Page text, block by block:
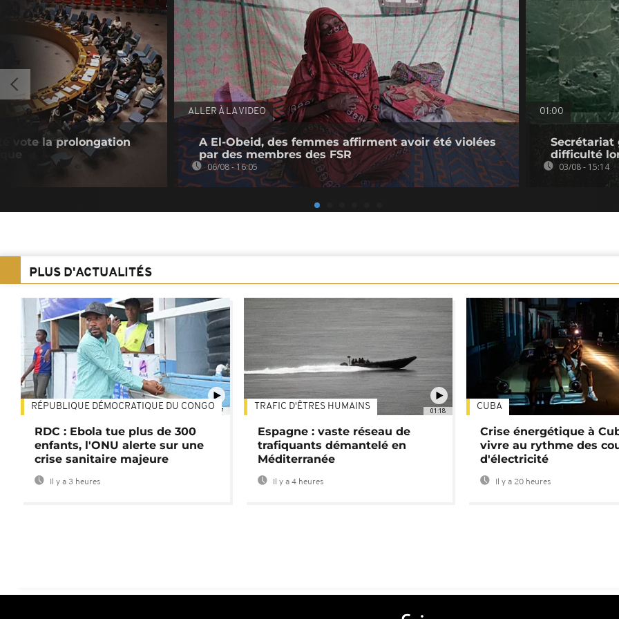
vote la prolongation
ALLER À LA VIDEO
A El-Obeid, des femmes affirment avoir été violées
par des membres des FSR
06/08 - 16:05
01:00
Secrétariat
difficulté
03/08 - 15:14
PLUS D'ACTUALITÉS
01:47
RÉPUBLIQUE DÉMOCRATIQUE DU CONGO
RDC : Ebola tue plus de 300
enfants, l'ONU alerte sur une
crise sanitaire majeure
Il y a 3 heures
01:18
TRAFIC D'ÊTRES HUMAINS
Espagne : vaste réseau de
trafiquants démantelé en
Méditerranée
Il y a 4 heures
CUBA
Crise énergétique à
vivre au rythme des
d'électricité
Il y a 20 heures